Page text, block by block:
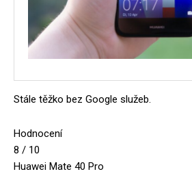
Stále těžko bez Google služeb.
Hodnocení
8 / 10
Huawei Mate 40 Pro